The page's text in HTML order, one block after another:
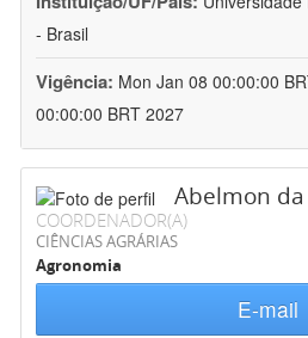
- Brasil
Vigência: Mon Jan 08 00:00:00
00:00:00 BRT 2027
Abelmon
COORDENADOR(A)
CIÊNCIAS AGRÁRIAS
Agronomia
E-mail